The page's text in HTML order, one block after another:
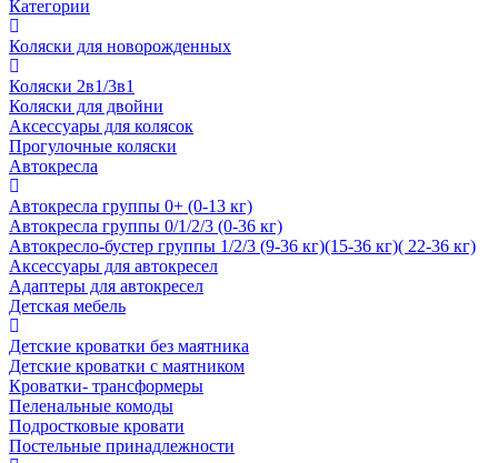
Категории
Коляски для новорожденных
Коляски 2в1/3в1
Коляски для двойни
Аксессуары для колясок
Прогулочные коляски
Автокресла
Автокресла группы 0+ (0-13 кг)
Автокресла группы 0/1/2/3 (0-36 кг)
Автокресло-бустер группы 1/2/3 (9-36 кг)(15-36 кг)( 22-36 кг)
Аксессуары для автокресел
Адаптеры для автокресел
Детская мебель
Детские кроватки без маятника
Детские кроватки с маятником
Кроватки- трансформеры
Пеленальные комоды
Подростковые кровати
Постельные принадлежности